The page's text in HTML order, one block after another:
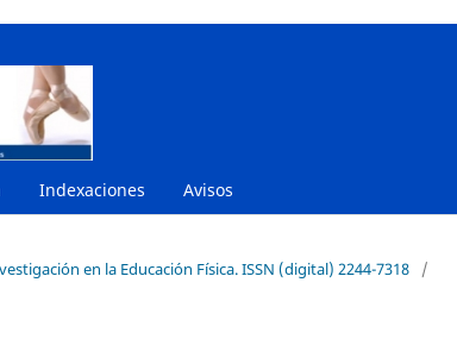
Indexaciones Avisos
en la Educación Física. ISSN (digital) 2244-7318
/